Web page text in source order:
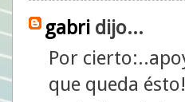
gabri dijo...
Por
que queda